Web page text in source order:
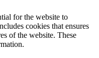
for the website to
cookies that ensures
of the website. These